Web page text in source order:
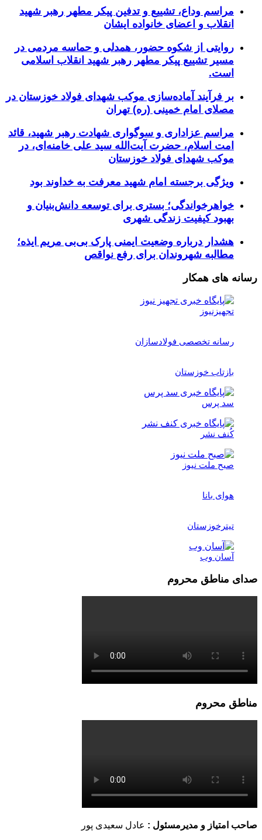
مراسم وداع، تشییع و تدفین پیکر مطهر رهبر شهید
انقلاب و اعضای خانواده ایشان
روایتی از شکوه حضور، همدلی و حماسه مردمی در
مسیر تشییع پیکر مطهر رهبر شهید انقلاب اسلامی
است.
بر فرآیند آماده‌سازی موکب شهدای فولاد خوزستان در
مصلای امام خمینی (ره) تهران
مراسم عزاداری و سوگواری شهادت رهبر شهید، قائد
امت اسلام، حضرت آیت‌الله سید علی خامنه‌ای، در
موکب شهدای فولاد خوزستان
ویژگی برجسته امام شهید معرفت به خداوند بود
خواهرخواندگی؛ بستری برای توسعه دانش‌بنیان و
بهبود کیفیت زندگی شهری
هشدار درباره وضعیت ایمنی پارک بی‌بی مریم ایذه؛
مطالبه شهروندان برای رفع نواقص
رسانه های همکار
تجهیزنیوز
رسانه تخصصی فولادسازان
بازتاب خوزستان
سد پرس
کُنف نشر
صبح ملت نیوز
هوای بانا
تیترخوزستان
آسان وب
صدای مناطق محروم
مناطق محروم
صاحب امتیاز و مدیرمسئول : عادل سعیدی پور